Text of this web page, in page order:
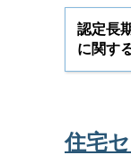
認定長
に関す
住宅